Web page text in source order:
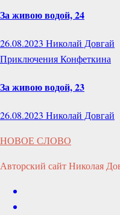
За живою водой, 24
26.08.2023 Николай Довгай
Приключения Конфеткина
За живою водой, 23
26.08.2023 Николай Довгай
НОВОЕ СЛОВО
Авторский сайт Николая